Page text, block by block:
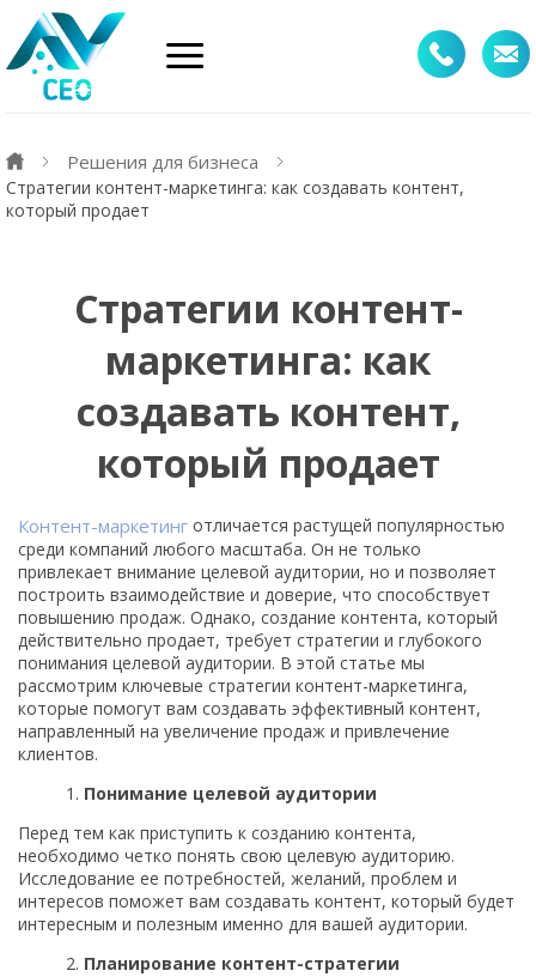
Решения для бизнеса
Стратегии контент-маркетинга: как создавать контент,
который продает
Стратегии контент-
маркетинга: как
создавать контент,
который продает
Контент-маркетинг отличается растущей популярностью
среди компаний любого масштаба. Он не только
привлекает внимание целевой аудитории, но и позволяет
построить взаимодействие и доверие, что способствует
повышению продаж. Однако, создание контента, который
действительно продает, требует стратегии и глубокого
понимания целевой аудитории. В этой статье мы
рассмотрим ключевые стратегии контент-маркетинга,
которые помогут вам создавать эффективный контент,
направленный на увеличение продаж и привлечение
клиентов.
Понимание целевой аудитории
Перед тем как приступить к созданию контента,
необходимо четко понять свою целевую аудиторию.
Исследование ее потребностей, желаний, проблем и
интересов поможет вам создавать контент, который будет
интересным и полезным именно для вашей аудитории.
Планирование контент-стратегии